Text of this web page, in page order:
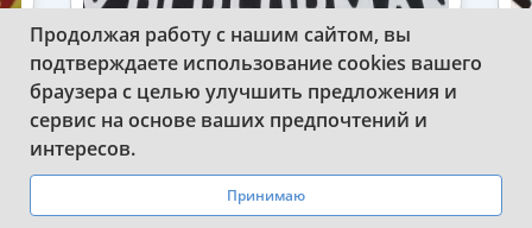
ИЗГОТОВИЛИ СУВЕНИРНЫЕ НОМЕРА
НА АВТО STX PERFORMANCE
Продолжая работу с нашим сайтом, вы
подтверждаете использование cookies вашего
браузера с целью улучшить предложения и
сервис на основе ваших предпочтений и
интересов.
Принимаю
WhatsApp